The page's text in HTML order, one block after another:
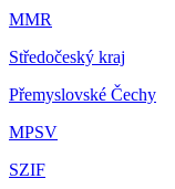
MMR
Středočeský kraj
Přemyslovské Čechy
MPSV
SZIF